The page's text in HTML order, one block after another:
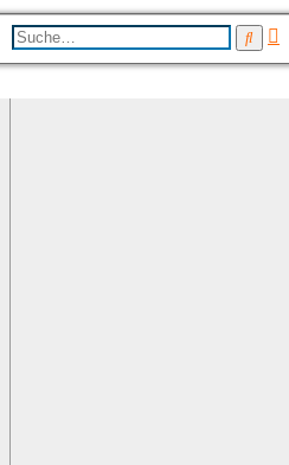
Suche